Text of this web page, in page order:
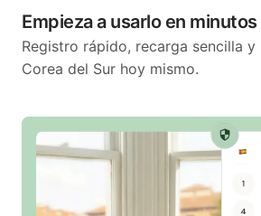
Empieza a usarlo en minutos
Registro rápido, recarga sencilla y
Corea del Sur hoy mismo.